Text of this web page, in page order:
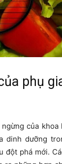
phụ
của khoa
dinh dưỡng
đột phá mới.